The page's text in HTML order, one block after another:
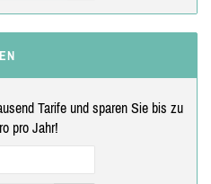
Tarife und sparen Sie bis zu
pro Jahr!